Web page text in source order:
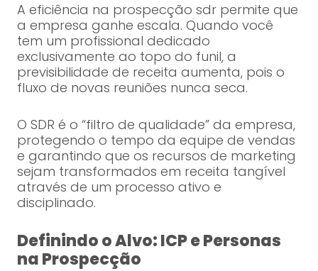
A eficiência na prospecção sdr permite que
a empresa ganhe escala. Quando você
tem um profissional dedicado
exclusivamente ao topo do funil, a
previsibilidade de receita aumenta, pois o
fluxo de novas reuniões nunca seca.
O SDR é o “filtro de qualidade” da empresa,
protegendo o tempo da equipe de vendas
e garantindo que os recursos de marketing
sejam transformados em receita tangível
através de um processo ativo e
disciplinado.
Definindo o Alvo: ICP e Personas
na Prospecção